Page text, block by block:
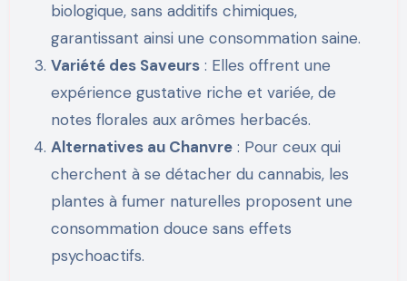
biologique, sans additifs chimiques,
garantissant ainsi une consommation saine.
Variété des Saveurs : Elles offrent une
expérience gustative riche et variée, de
notes florales aux arômes herbacés.
Alternatives au Chanvre : Pour ceux qui
cherchent à se détacher du cannabis, les
plantes à fumer naturelles proposent une
consommation douce sans effets
psychoactifs.